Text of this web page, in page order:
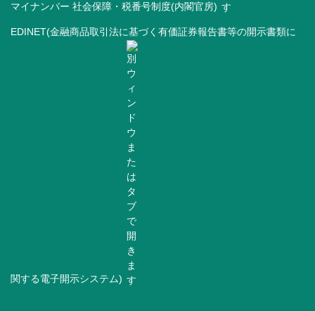
マイナンバー 社会保障・税番号制度(内閣官房)
EDINET(金融商品取引法に基づく有価証券報告書等の開示書類に
関する電子開示システム)